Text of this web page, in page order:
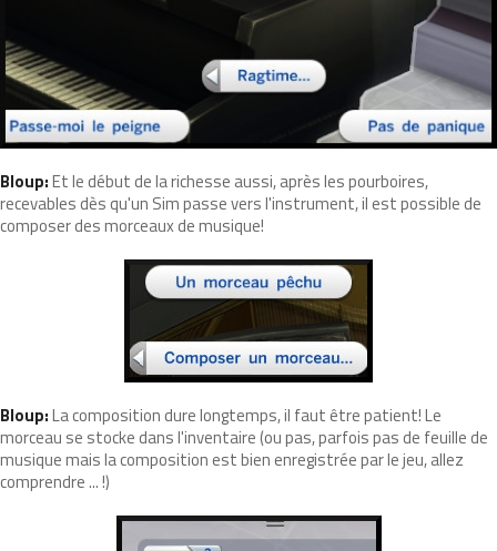
Bloup:Et le début de la richesse aussi, après les pourboires,
recevables dès qu'un Sim passe vers l'instrument, il est possible de
composer des morceaux de musique!
Bloup:La composition dure longtemps, il faut être patient! Le
morceau se stocke dans l'inventaire (ou pas, parfois pas de feuille de
musique mais la composition est bien enregistrée par le jeu, allez
comprendre ... !)